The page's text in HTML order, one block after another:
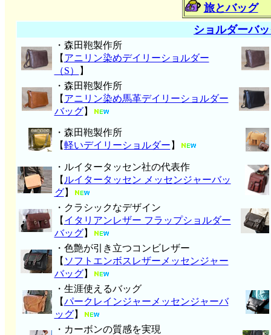
旅とバッグ
ショルダーバ
・森田鞄製作所
【 アニリン染めデイリーショルダー
（S）
】
・森田鞄製作所
【 アニリン染め馬革デイリーショルダー
バッグ】
・森田鞄製作所
【軽いデイリーショルダー 】
・ルイタータッセン社の代表作
【 ルイタータッセン メッセンジャーバッ
グ】
・クラシックなデザイン
【 イタリアンレザー フラップショルダー
バッグ】
・色艶が引き立つコンビレザー
【 ソフトエンボスレザーメッセンジャー
バッグ】
・生涯使えるバッグ
【パークレインジャーメッセンジャーバ
ッグ】
・カーボンの質感を実現